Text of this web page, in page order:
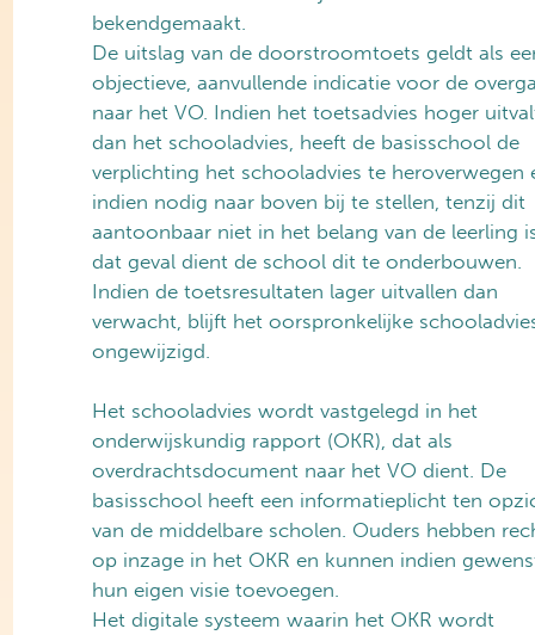
bekendgemaakt.
De uitslag van de doorstroomtoets geldt als
objectieve, aanvullende indicatie voor de
naar het VO. Indien het toetsadvies hoger
dan het schooladvies, heeft de basisschool de
verplichting het schooladvies te heroverwegen
indien nodig naar boven bij te stellen, tenzij dit
aantoonbaar niet in het belang van de leerling
dat geval dient de school dit te onderbouwen.
Indien de toetsresultaten lager uitvallen dan
verwacht, blijft het oorspronkelijke
ongewijzigd.
Het schooladvies wordt vastgelegd in het
onderwijskundig rapport (OKR), dat als
overdrachtsdocument naar het VO dient. De
basisschool heeft een informatieplicht ten
van de middelbare scholen. Ouders hebben
op inzage in het OKR en kunnen indien
hun eigen visie toevoegen.
Het digitale systeem waarin het OKR wordt